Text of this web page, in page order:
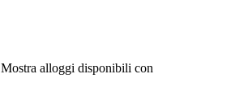
Mostra alloggi disponibili con